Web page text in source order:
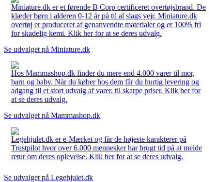
Miniature.dk er et førende B Corp certificeret overtøjsbrand. De
klæder børn i alderen 0-12 år på til al slags vejr. Miniature.dk
overtøj er produceret af genanvendte materialer og er 100% fri
for skadelig kemi. Klik her for at se deres udvalg.
Se udvalget på Miniature.dk
Hos Mammashop.dk finder du mere end 4.000 varer til mor,
barn og baby. Når du køber hos dem får du hurtig levering og
adgang til et stort udvalg af varer, til skarpe priser. Klik her for
at se deres udvalg.
Se udvalget på Mammashop.dk
Legehjulet.dk er e-Mærket og får de højeste karakterer på
Trustpilot hvor over 6.000 mennesker har brugt tid på at melde
retur om deres oplevelse. Klik her for at se deres udvalg.
Se udvalget på Legehjulet.dk